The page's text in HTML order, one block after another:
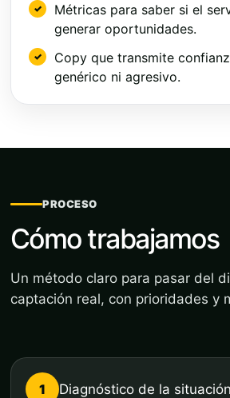
Métricas para saber si el
generar oportunidades.
Copy que transmite
genérico ni agresivo.
PROCESO
Cómo trabajamos
Un método claro para pasar del
captación real, con prioridades y
1 Diagnóstico de la